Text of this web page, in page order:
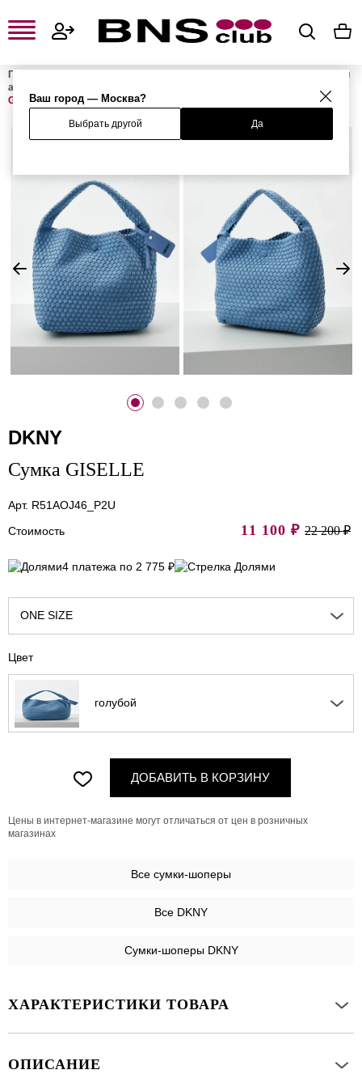
Ваш город — Москва?
Выбрать другой Да
Главная
Женские сумки и
аксессуары
GISELLE
DKNY
Сумка GISELLE
Арт. R51AOJ46_P2U
Стоимость
11 100 ₽ 22 200 ₽
4 платежа по 2 775 ₽
ONE SIZE
Цвет
голубой
ДОБАВИТЬ В КОРЗИНУ
Цены в интернет-магазине могут отличаться от цен в розничных
магазинах
Все сумки-шоперы
Все DKNY
Сумки-шоперы DKNY
ХАРАКТЕРИСТИКИ ТОВАРА
ОПИСАНИЕ